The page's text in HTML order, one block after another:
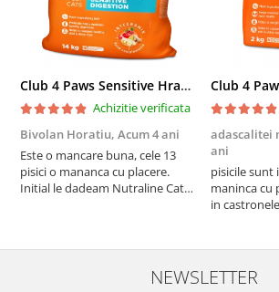
Club 4 Paws Sensitive Hrana uscata pisici adulte, 14kg
Achizitie verificata
Bivolan Horatiu, Acum 4 ani
Este o mancare buna, cele 13
pisici o mananca cu placere.
Initial le dadeam Nutraline Cat
nu o mananca cu placere. Eu
sunt multumit si voi continua cu
adascalitei
ani
pisicile sunt
maninca cu
in
NEWSLETTER